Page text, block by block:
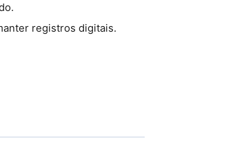
registros digitais.